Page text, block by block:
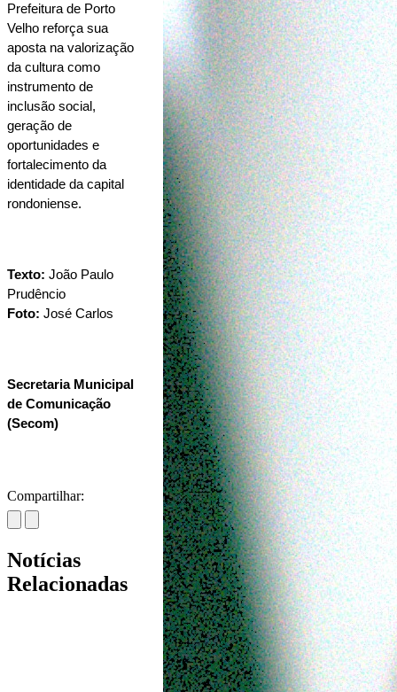
Prefeitura de Porto
Velho reforça sua
aposta na valorização
da cultura como
instrumento de
inclusão social,
geração de
oportunidades e
fortalecimento da
identidade da capital
rondoniense.
Texto: João Paulo
Prudêncio
Foto: José Carlos
Secretaria Municipal
de Comunicação
(Secom)
Compartilhar:
Notícias
Relacionadas